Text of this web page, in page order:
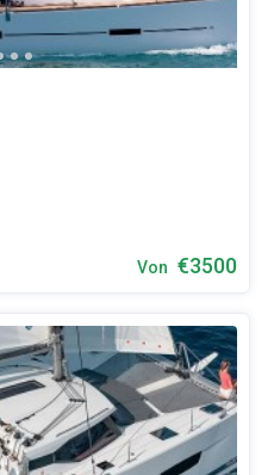
Von €3500